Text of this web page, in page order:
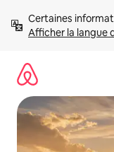
directement
Afficher la langue